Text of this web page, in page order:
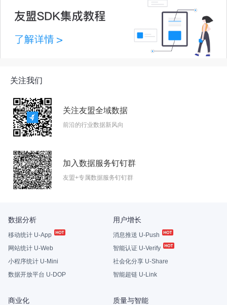
关注我们
关注友盟全域数据
前沿的行业数据新风向
加入数据服务钉钉群
友盟+专属数据服务钉钉群
数据分析
移动统计 U-App
网站统计 U-Web
小程序统计 U-Mini
数据开放平台 U-DOP
用户增长
消息推送 U-Push
智能认证 U-Verify
社会化分享 U-Share
智能超链 U-Link
商业化 质量与智能